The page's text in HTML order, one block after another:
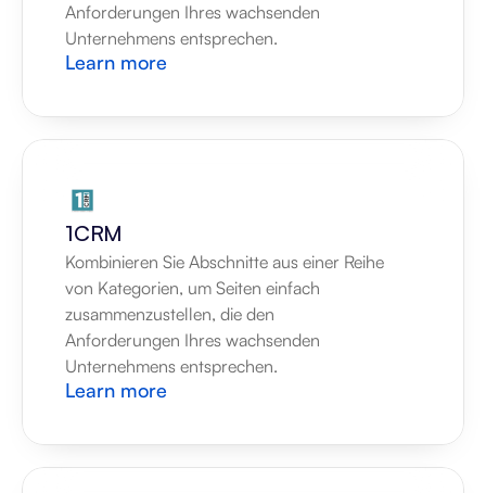
Anforderungen Ihres wachsenden
Unternehmens entsprechen.
Learn more
1CRM
Kombinieren Sie Abschnitte aus einer Reihe
von Kategorien, um Seiten einfach
zusammenzustellen, die den
Anforderungen Ihres wachsenden
Unternehmens entsprechen.
Learn more